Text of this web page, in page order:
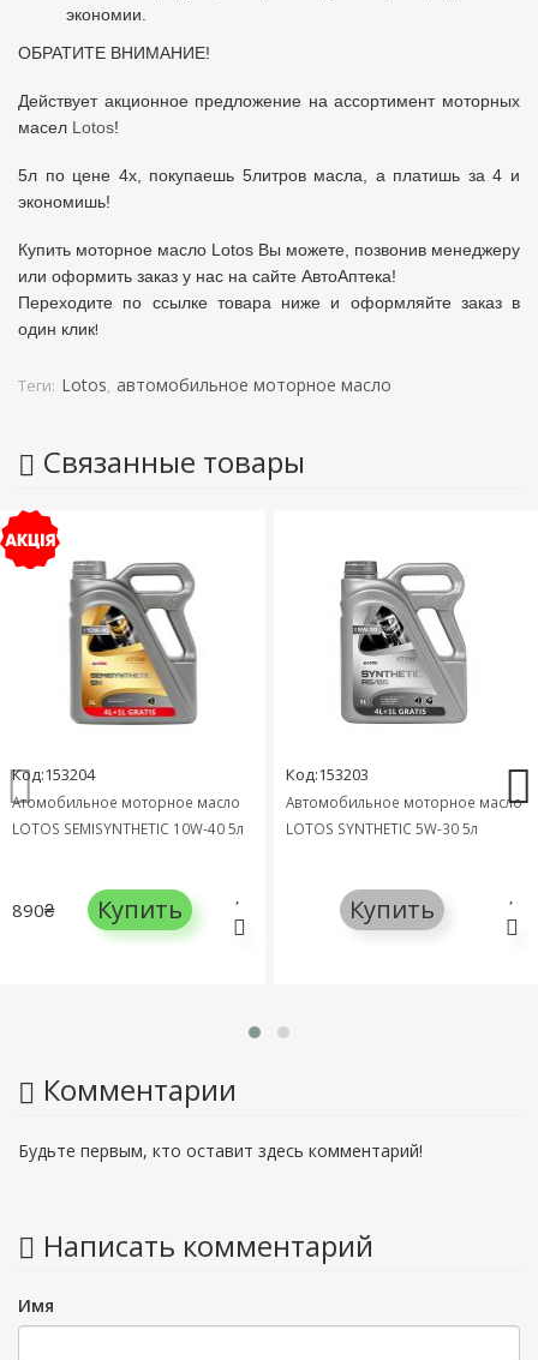
экономии.
ОБРАТИТЕ ВНИМАНИЕ!
Действует акционное предложение на ассортимент моторных
масел Lotos!
5л по цене 4х, покупаешь 5литров масла, а платишь за 4 и
экономишь!
Купить моторное масло Lotos Вы можете, позвонив менеджеру
или оформить заказ у нас на сайте АвтоАптека!
Переходите по ссылке товара ниже и оформляйте заказ в
один клик!
Теги: Lotos, автомобильное моторное масло
Связанные товары
Код:153204
Атомобильное моторное масло
LOTOS SEMISYNTHETIC 10W-40 5л
890₴ Купить
Код:153203
Автомобильное моторное масло
LOTOS SYNTHETIC 5W-30 5л
Купить
Комментарии
Будьте первым, кто оставит здесь комментарий!
Написать комментарий
Имя